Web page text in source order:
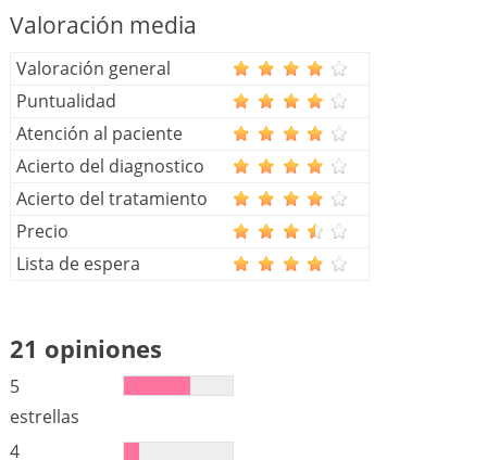
Valoración media
Valoración general
Puntualidad
Atención al paciente
Acierto del diagnostico
Acierto del tratamiento
Precio
Lista de espera
21 opiniones
5
estrellas
4